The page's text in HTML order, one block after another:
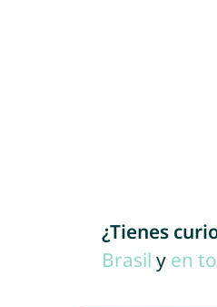
¿Tienes
Brasil y en